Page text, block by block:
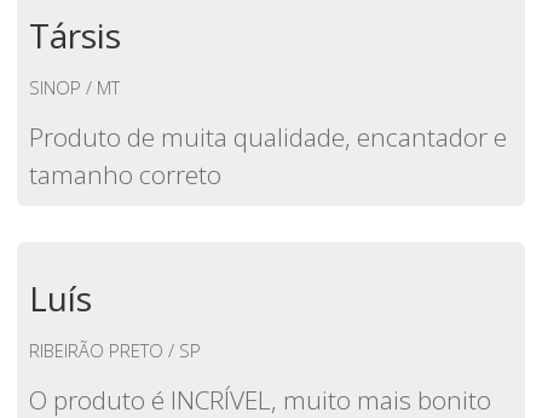
Társis
SINOP / MT
Produto de muita qualidade, encantador e
tamanho correto
Luís
RIBEIRÃO PRETO / SP
O produto é INCRÍVEL, muito mais bonito